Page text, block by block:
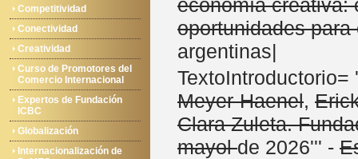
Competitividad
Conectividad
Creatividad
Curso de Promotores del
Comercio Internacional
Expertos de Fundación
ICBC
Globalización
Internacionalización de
economía creativa:
oportunidades para
argentinas|
TextoIntroductorio=
Meyer-Haenel,
Clara Zuleta.
mayolde 2026''' -